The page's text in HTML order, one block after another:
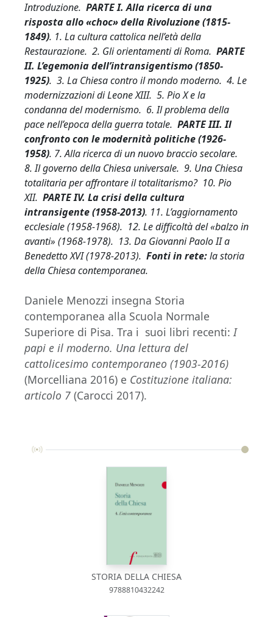
Introduzione. PARTE I. Alla ricerca di una
risposta allo «choc» della Rivoluzione (1815-
1849). 1. La cultura cattolica nell’età della
Restaurazione. 2. Gli orientamenti di Roma. PARTE
II. L’egemonia dell’intransigentismo (1850-
1925). 3. La Chiesa contro il mondo moderno. 4. Le
modernizzazioni di Leone XIII. 5. Pio X e la
condanna del modernismo. 6. Il problema della
pace nell’epoca della guerra totale. PARTE III. Il
confronto con le modernità politiche (1926-
1958). 7. Alla ricerca di un nuovo braccio secolare.
8. Il governo della Chiesa universale. 9. Una Chiesa
totalitaria per affrontare il totalitarismo? 10. Pio
XII. PARTE IV. La crisi della cultura
intransigente (1958-2013). 11. L’aggiornamento
ecclesiale (1958-1968). 12. Le difficoltà del «balzo in
avanti» (1968-1978). 13. Da Giovanni Paolo II a
Benedetto XVI (1978-2013). Fonti in rete:la storia
della Chiesa contemporanea.
Daniele Menozzi insegna Storia
contemporanea alla Scuola Normale
Superiore di Pisa. Tra i suoi libri recenti:I
papi e il moderno. Una lettura del
cattolicesimo contemporaneo (1903-2016)
(Morcelliana 2016) e Costituzione italiana:
articolo 7 (Carocci 2017).
STORIA DELLA CHIESA
9788810432242